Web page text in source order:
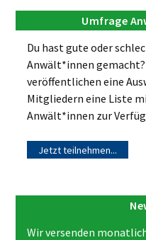
Umfrage
Du hast gute oder
Anwält*innen
veröffentlichen eine
Mitgliedern eine Liste
Anwält*innen zur
Jetzt teilnehmen...
Wir versenden